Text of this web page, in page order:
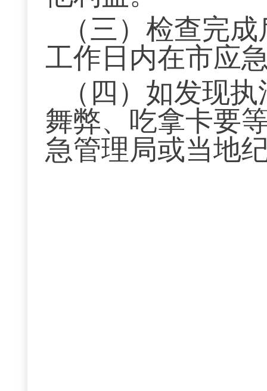
（三）检查完
工作日内在市应
（四）如发现
舞弊、吃拿卡要
急管理局或当地